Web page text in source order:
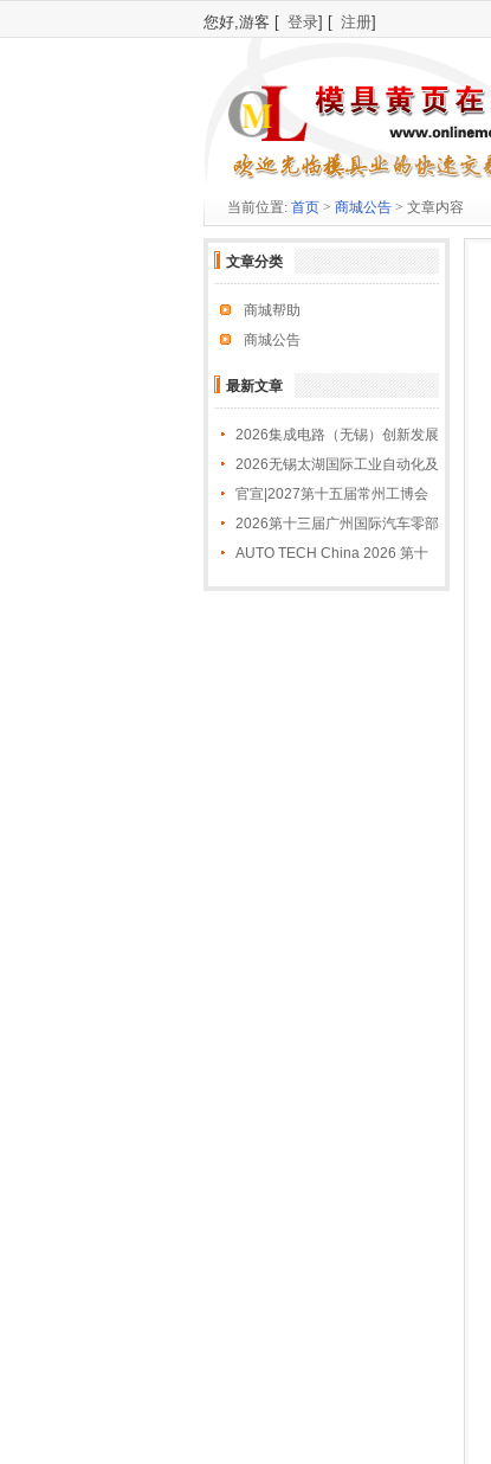
您好,游客 [ 登录] [ 注册]
当前位置: 首页 > 商城公告 > 文章内容
文章分类
商城帮助
商城公告
最新文章
2026集成电路（无锡）创新发展
大会
2026无锡太湖国际工业自动化及
机器人展览会
官宣|2027第十五届常州工博会
招商全球启动！
2026第十三届广州国际汽车零部
件及加工技术、汽车模具展览会
AUTO TECH China 2026 第十